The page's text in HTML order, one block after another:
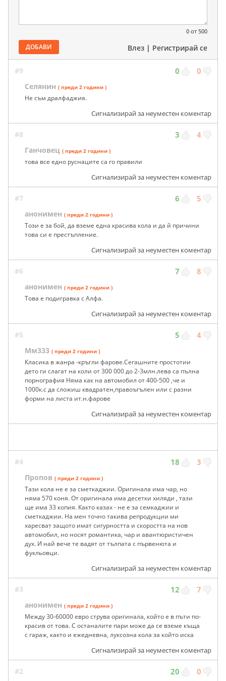
0 от 500
ДОБАВИ Влез | Регистрирай се
#9 0 0
Селянин ( преди 2 години )
Не съм дралфаджия.
Сигнализирай за неуместен коментар
#8 3 4
Ганчовец ( преди 2 години )
това все едно руснаците са го правили
Сигнализирай за неуместен коментар
#7 6 5
анонимен ( преди 2 години )
Този е за бой, да вземе една красива кола и да й причини
това си е престъпление.
Сигнализирай за неуместен коментар
#6 7 8
анонимен ( преди 2 години )
Това е подигравка с Алфа.
Сигнализирай за неуместен коментар
#5 5 4
Мм333 ( преди 2 години )
Класика в жанра -кръгли фарове.Сегашните простотии
дето ги слагат на коли от 300 000 до 2-3млн.лева са пълна
порнография Няма как на автомобил от 400-500 ,че и
1000к.с да сложиш квадратен,правоъгълен или с разни
форми на листа ит.н.фарове
Сигнализирай за неуместен коментар
#4 18 3
Пропов ( преди 2 години )
Тази кола не е за сметкаджии. Оригинала има чар, но
няма 570 коня. От оригинала има десетки хиляди , тази
ще има 33 копия. Както казах - не е за семкаджии и
сметкаджии. На мен точно такива репродукции ми
харесват защото имат сигурността и скоростта на нов
автомобил, но носят романтика, чар и авантюристичен
дух. И най вече те вадят от тълпата с първенюта и
фукльовци.
Сигнализирай за неуместен коментар
#3 12 7
анонимен ( преди 2 години )
Между 30-60000 евро струва оригинала, който е в пъти по-
красив от това. С останалите пари може да се вземе къща
с гараж, както и ежедневна, луксозна кола за който иска
Сигнализирай за неуместен коментар
#2 20 0